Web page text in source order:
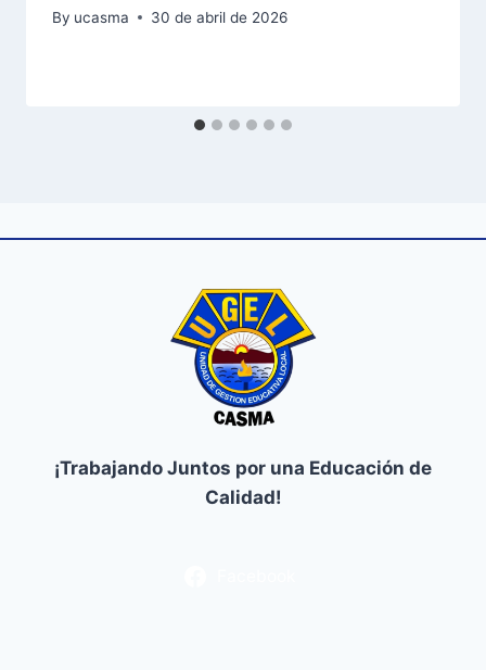
By ucasma 30 de abril de 2026
¡Trabajando Juntos por una Educación de
Calidad!